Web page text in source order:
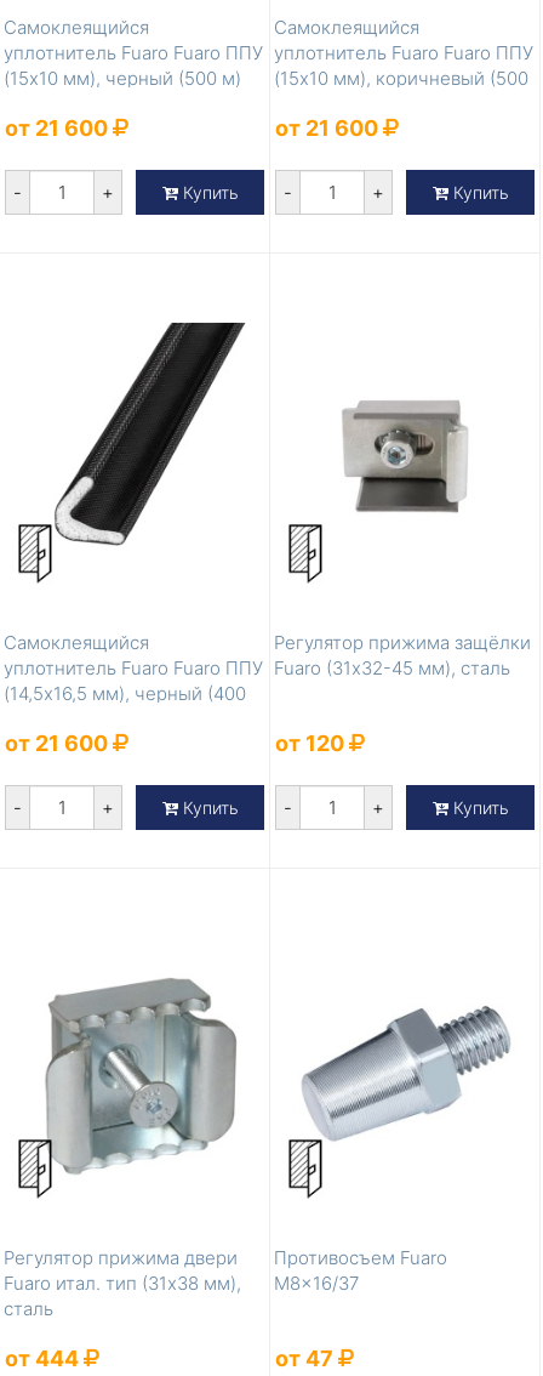
Самоклеящийся
уплотнитель Fuaro Fuaro ППУ
(15x10 мм), черный (500 м)
от 21 600
- + Купить
Самоклеящийся
уплотнитель Fuaro Fuaro ППУ
(15x10 мм), коричневый (500
от 21 600
- + Купить
Самоклеящийся
уплотнитель Fuaro Fuaro ППУ
(14,5x16,5 мм), черный (400
от 21 600
- + Купить
Регулятор прижима защёлки
Fuaro (31х32-45 мм), сталь
от 120
- + Купить
Регулятор прижима двери
Fuaro итал. тип (31х38 мм),
сталь
от 444
Противосъем Fuaro
M8x16/37
от 47